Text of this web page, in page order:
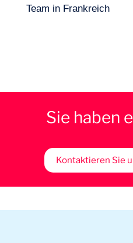
Team in Frankreich
Sie haben
Kontaktieren Sie